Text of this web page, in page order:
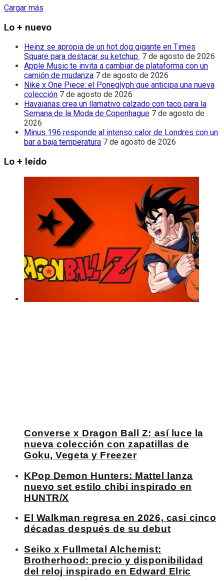
Cargar más
Lo + nuevo
Heinz se apropia de un hot dog gigante en Times
Square para destacar su ketchup 7 de agosto de 2026
Apple Music te invita a cambiar de plataforma con un
camión de mudanza 7 de agosto de 2026
Nike x One Piece: el Poneglyph que anticipa una nueva
colección 7 de agosto de 2026
Havaianas crea un llamativo calzado con taco para la
Semana de la Moda de Copenhague 7 de agosto de
2026
Minus 196 responde al intenso calor de Londres con un
bar a baja temperatura 7 de agosto de 2026
Lo + leído
Converse x Dragon Ball Z: así luce la
nueva colección con zapatillas de
Goku, Vegeta y Freezer
KPop Demon Hunters: Mattel lanza
nuevo set estilo chibi inspirado en
HUNTR/X
El Walkman regresa en 2026, casi cinco
décadas después de su debut
Seiko x Fullmetal Alchemist:
Brotherhood: precio y disponibilidad
del reloj inspirado en Edward Elric